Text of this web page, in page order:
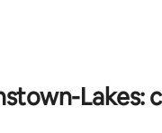
um
Lakes: